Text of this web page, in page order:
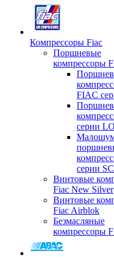
Компрессоры Fiac
Поршневые
компрессоры
FIAC
серии
серии
Винтовые
Fiac New Silver
Винтовые
Fiac Airblok
Безмасляные
компрессоры